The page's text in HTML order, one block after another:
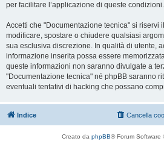
per facilitare l’applicazione di queste condizioni.
Accetti che "Documentazione tecnica" si riservi
modificare, spostare o chiudere qualsiasi
sua esclusiva discrezione. In qualità di utente,
informazione inserita possa essere
queste informazioni non saranno divulgate a
"Documentazione tecnica" né phpBB saranno
eventuali tentativi di hacking che possano
Indice Cancella
Creato da phpBB® Forum Software